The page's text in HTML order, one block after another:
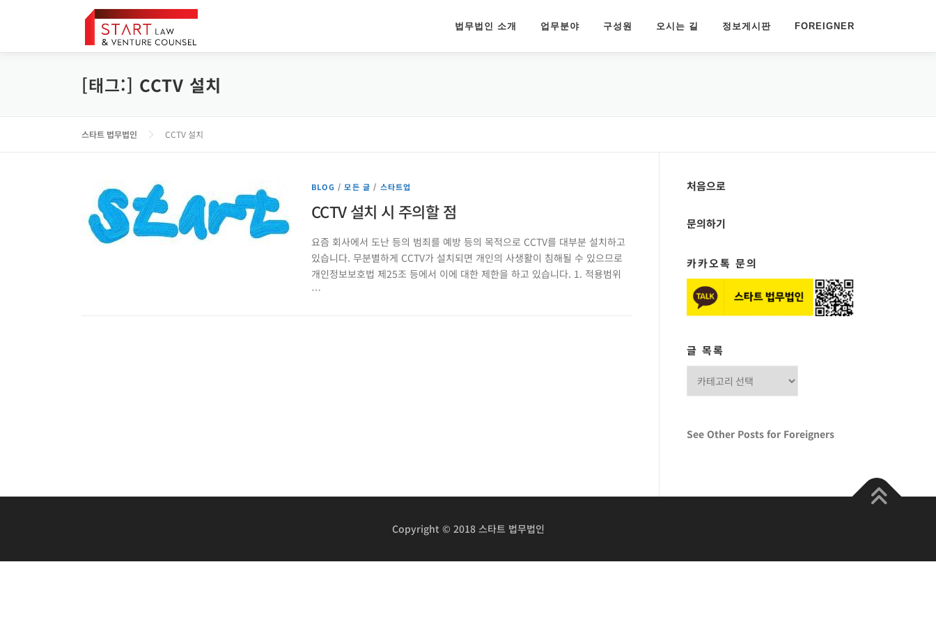
로
법무법인 소개 업무분야 구성원 오시는 길 정보게시판 FOREIGNER
[태그:] CCTV 설치
스타트 법무법인 CCTV 설치
BLOG /모든 글 / 스타트업
CCTV 설치 시 주의할 점
요즘 회사에서 도난 등의 범죄를 예방 등의 목적으로 CCTV를 대부분 설치하고
있습니다. 무분별하게 CCTV가 설치되면 개인의 사생활이 침해될 수 있으므로
개인정보보호법 제25조 등에서 이에 대한 제한을 하고 있습니다. 1. 적용범위
…
처음으로
문의하기
카카오톡 문의
글 목록
See Other Posts for Foreigners
Copyright © 2018 스타트 법무법인